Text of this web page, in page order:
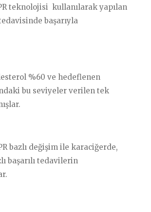
Dair Bilgiler
Yucelin Blogu
T. 0212
teknolojisi kullanılarak yapılan
başarıyla
%60 ve hedeflenen
bu seviyeler verilen tek
bazlı değişim ile karaciğerde,
başarılı tedavilerin